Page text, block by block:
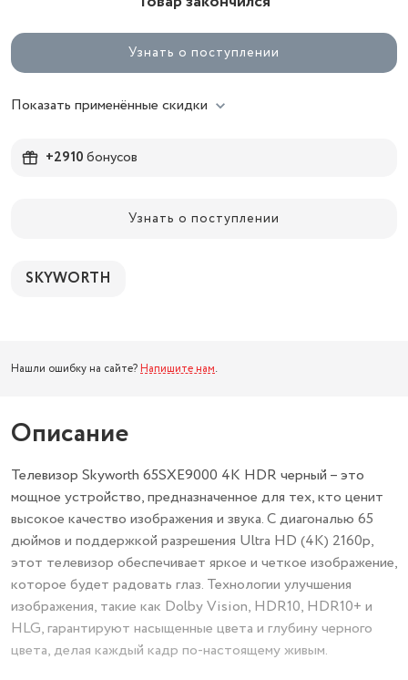
Узнать о поступлении
Показать применённые скидки
+2910бонусов
Узнать о поступлении
SKYWORTH
Нашли ошибку на сайте? Напишите нам.
Описание
Телевизор Skyworth 65SXE9000 4K HDR черный – это
мощное устройство, предназначенное для тех, кто ценит
высокое качество изображения и звука. С диагональю 65
дюймов и поддержкой разрешения Ultra HD (4K) 2160p,
этот телевизор обеспечивает яркое и четкое изображение,
которое будет радовать глаз. Технологии улучшения
изображения, такие как Dolby Vision, HDR10, HDR10+ и
HLG, гарантируют насыщенные цвета и глубину черного
цвета, делая каждый кадр по-настоящему живым.